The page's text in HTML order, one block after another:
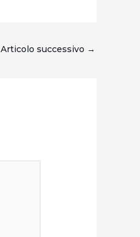
Articolo successivo →